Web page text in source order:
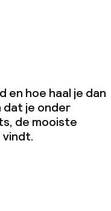
en hoe haal je dan
dat je onder
de mooiste